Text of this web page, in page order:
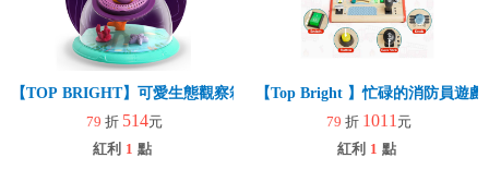
【TOP BRIGHT】可愛生態觀察箱
79 折 514元
紅利 1 點
【Top Bright 】忙碌的消防員遊
79 折 1011 元
紅利 1 點